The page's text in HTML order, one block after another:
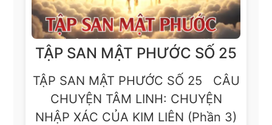
TẬP SAN MẬT PHƯỚC SỐ 25
TẬP SAN MẬT PHƯỚC SỐ 25 CÂU
CHUYỆN TÂM LINH: CHUYỆN
NHẬP XÁC CỦA KIM LIÊN (Phần 3)